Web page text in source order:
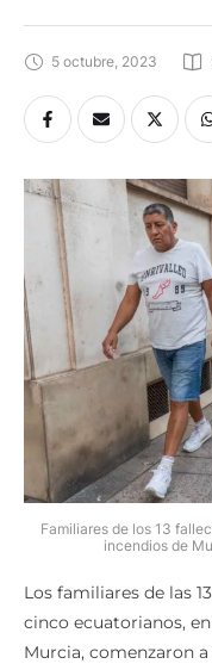
5 octubre, 2023
Familiares de los 13
incendios de
Los familiares de las
cinco ecuatorianos,
Murcia, comenzaron